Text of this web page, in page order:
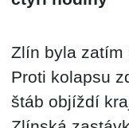
Zlín byla zatím
Proti kolapsu
štáb objíždí